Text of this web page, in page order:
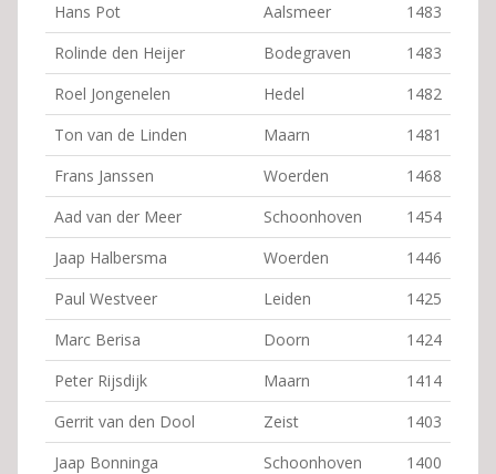
Hans Pot
Aalsmeer
1483
Rolinde den Heijer
Bodegraven
1483
Roel Jongenelen
Hedel
1482
Ton van de Linden
Maarn
1481
Frans Janssen
Woerden
1468
Aad van der Meer
Schoonhoven
1454
Jaap Halbersma
Woerden
1446
Paul Westveer
Leiden
1425
Marc Berisa
Doorn
1424
Peter Rijsdijk
Maarn
1414
Gerrit van den Dool
Zeist
1403
Jaap Bonninga
Schoonhoven
1400